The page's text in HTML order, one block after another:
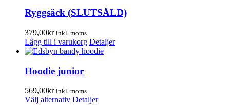
kan
väljas
produktsidan
Ryggsäck (SLUTSÅLD)
379,00kr inkl. moms
Lägg till i varukorg Detaljer
Hoodie junior
569,00kr inkl. moms
Välj alternativ Den
Detaljer